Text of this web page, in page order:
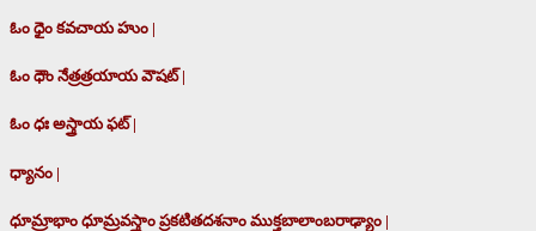
ఓం ధైం కవచాయ హుం |
ఓం ధౌం నేత్రత్రయాయ వౌషట్ |
ఓం ధః అస్త్రాయ ఫట్ |
ధ్యానం |
ధూమ్రాభాం ధూమ్రవస్త్రాం ప్రకటితదశనాం ముక్తబాలాంబరాఢ్యాం |